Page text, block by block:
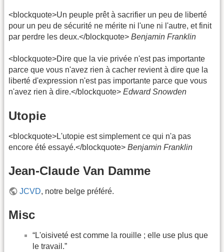
<blockquote>Un peuple prêt à sacrifier un peu de liberté
pour un peu de sécurité ne mérite ni l'une ni l'autre, et finit
par perdre les deux.</blockquote> Benjamin Franklin
<blockquote>Dire que la vie privée n'est pas importante
parce que vous n'avez rien à cacher revient à dire que la
liberté d'expression n'est pas importante parce que vous
n'avez rien à dire.</blockquote> Edward Snowden
Utopie
<blockquote>L'utopie est simplement ce qui n'a pas
encore été essayé.</blockquote> Benjamin Franklin
Jean-Claude Van Damme
JCVD, notre belge préféré.
Misc
“L'oisiveté est comme la rouille ; elle use plus que
le travail.”